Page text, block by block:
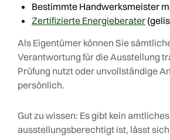
Bestimmte Handwerksmeister
Zertifizierte Energieberater
Als Eigentümer können Sie
Verantwortung für die Ausstellung
Prüfung nutzt oder unvollständige
persönlich.
Gut zu wissen: Es gibt kein
ausstellungsberechtigt ist, lässt